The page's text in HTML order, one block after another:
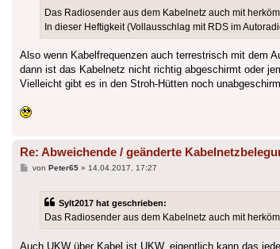
Das Radiosender aus dem Kabelnetz auch mit
In dieser Heftigkeit (Vollausschlag mit RDS im
Also wenn Kabelfrequenzen auch terrestrisch mit dem
dann ist das Kabelnetz nicht richtig abgeschirmt oder
Vielleicht gibt es in den Stroh-Hütten noch
Re: Abweichende / geänderte
Beitrag
von Peter65» 14.04.2017, 17:27
Sylt2017 hat geschrieben:
Das Radiosender aus dem Kabelnetz auch mit
Auch UKW über Kabel ist UKW, eigentlich kann das